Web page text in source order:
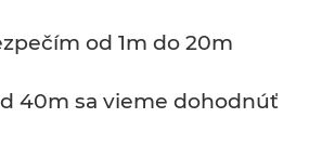
od 1m do 20m
40m sa vieme dohodnúť